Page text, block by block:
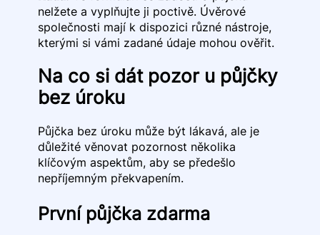
nelžete a vyplňujte ji poctivě. Úvěrové
společnosti mají k dispozici různé nástroje,
kterými si vámi zadané údaje mohou ověřit.
Na co si dát pozor u půjčky
bez úroku
Půjčka bez úroku může být lákavá, ale je
důležité věnovat pozornost několika
klíčovým aspektům, aby se předešlo
nepříjemným překvapením.
První půjčka zdarma